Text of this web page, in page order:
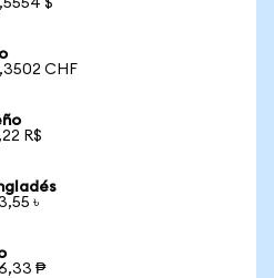
$
CHF
R$
৳
₱